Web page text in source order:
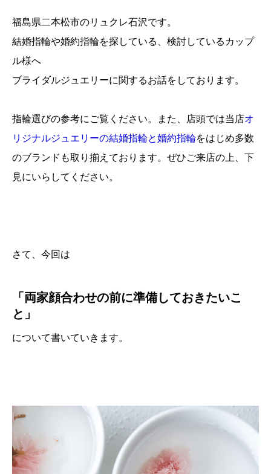
福島県二本松市のリュクレ石沢です。
結婚指輪や婚約指輪を探している、検討しているカップ
ル様へ
ブライダルジュエリーに関するお話をしております。
指輪選びの参考にご覧ください。また、店頭では当店オ
リジナルジュエリーの結婚指輪と婚約指輪をはじめ多数
のブランドも取り揃えております。ぜひご来店の上、下
見にいらしてください。
さて、今回は
「両家顔合わせの前に準備しておきたいこ
と」
について書いていきます。